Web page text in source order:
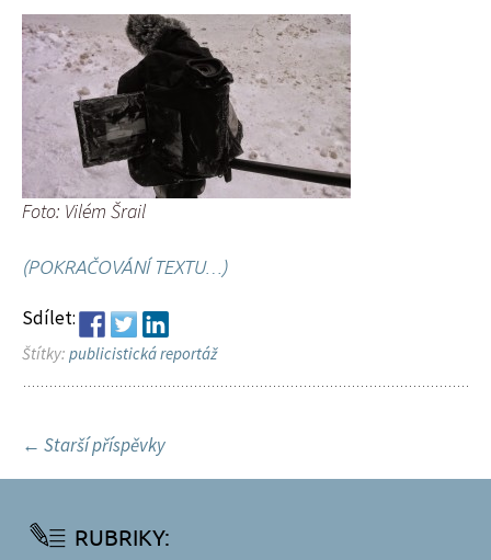
Foto: Vilém Šrail
(POKRAČOVÁNÍ TEXTU…)
Sdílet:
Štítky: publicistická reportáž
N
a
i
← Starší příspěvky
RUBRIKY: